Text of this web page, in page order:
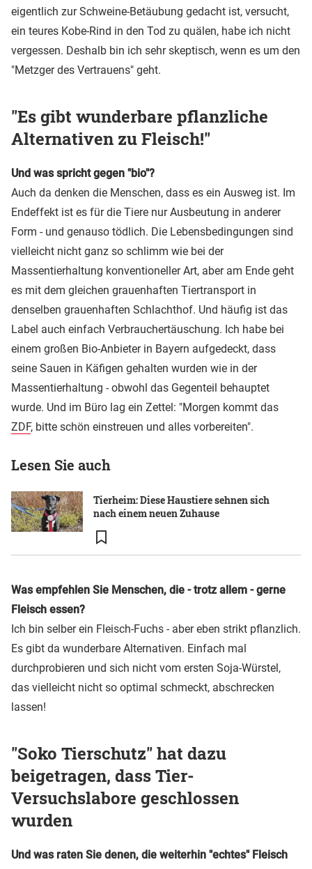
eigentlich zur Schweine-Betäubung gedacht ist, versucht,
ein teures Kobe-Rind in den Tod zu quälen, habe ich nicht
vergessen. Deshalb bin ich sehr skeptisch, wenn es um den
"Metzger des Vertrauens" geht.
"Es gibt wunderbare pflanzliche
Alternativen zu Fleisch!"
Und was spricht gegen "bio"?
Auch da denken die Menschen, dass es ein Ausweg ist. Im
Endeffekt ist es für die Tiere nur Ausbeutung in anderer
Form - und genauso tödlich. Die Lebensbedingungen sind
vielleicht nicht ganz so schlimm wie bei der
Massentierhaltung konventioneller Art, aber am Ende geht
es mit dem gleichen grauenhaften Tiertransport in
denselben grauenhaften Schlachthof. Und häufig ist das
Label auch einfach Verbrauchertäuschung. Ich habe bei
einem großen Bio-Anbieter in Bayern aufgedeckt, dass
seine Sauen in Käfigen gehalten wurden wie in der
Massentierhaltung - obwohl das Gegenteil behauptet
wurde. Und im Büro lag ein Zettel: "Morgen kommt das
ZDF, bitte schön einstreuen und alles vorbereiten".
Lesen Sie auch
Tierheim: Diese Haustiere sehnen sich
nach einem neuen Zuhause
Was empfehlen Sie Menschen, die - trotz allem - gerne
Fleisch essen?
Ich bin selber ein Fleisch-Fuchs - aber eben strikt pflanzlich.
Es gibt da wunderbare Alternativen. Einfach mal
durchprobieren und sich nicht vom ersten Soja-Würstel,
das vielleicht nicht so optimal schmeckt, abschrecken
lassen!
"Soko Tierschutz" hat dazu
beigetragen, dass Tier-
Versuchslabore geschlossen
wurden
Und was raten Sie denen, die weiterhin "echtes" Fleisch